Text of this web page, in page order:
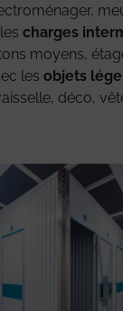
charges
moyens,
les objets
déco,